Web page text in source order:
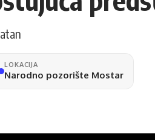
LOKACIJA
Narodno pozorište Mostar